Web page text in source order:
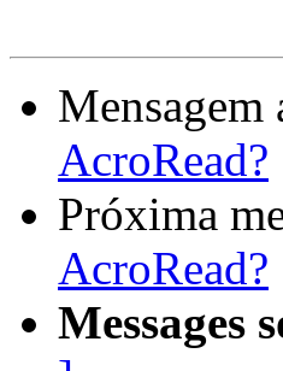
Mensagem
AcroRead?
Próxima
AcroRead?
Messages